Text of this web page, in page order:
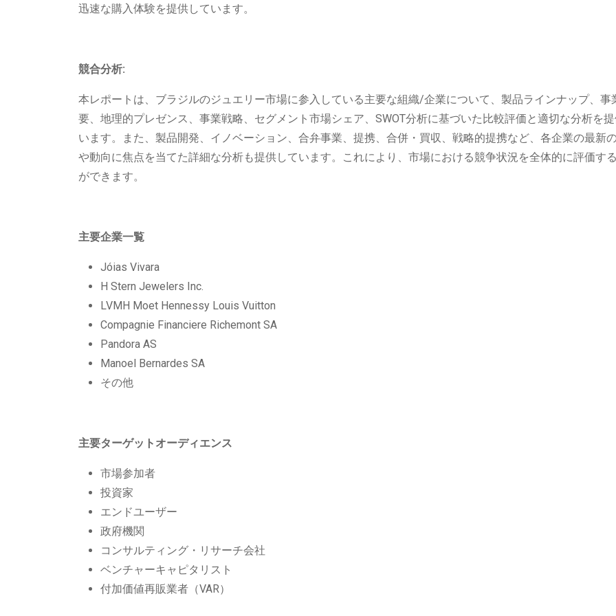
迅速な購入体験を提供しています。
競合分析:
本レポートは、ブラジルのジュエリー市場に参入している主要な組織/企業について、製品ラインナップ、事
要、地理的プレゼンス、事業戦略、セグメント市場シェア、SWOT分析に基づいた比較評価と適切な分析を
います。また、製品開発、イノベーション、合弁事業、提携、合併・買収、戦略的提携など、各企業の最新
や動向に焦点を当てた詳細な分析も提供しています。これにより、市場における競争状況を全体的に評価す
ができます。
主要企業一覧
Jóias Vivara
H Stern Jewelers Inc.
LVMH Moet Hennessy Louis Vuitton
Compagnie Financiere Richemont SA
Pandora AS
Manoel Bernardes SA
その他
主要ターゲットオーディエンス
市場参加者
投資家
エンドユーザー
政府機関
コンサルティング・リサーチ会社
ベンチャーキャピタリスト
付加価値再販業者（VAR）